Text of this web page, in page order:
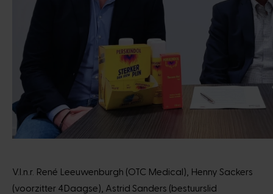
V.l.n.r. René Leeuwenburgh (OTC Medical), Henny Sackers
(voorzitter 4Daagse), Astrid Sanders (bestuurslid